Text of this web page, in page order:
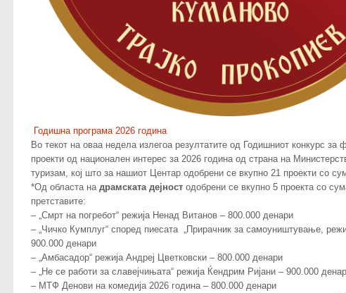
Годишна програма 2026 година
Во текот на оваа недела излегоа резултатите од Годишниот конкурс за
проекти од национален интерес за 2026 година од страна на
туризам, кој што за нашиот Центар одобрени се вкупно 21 проекти со
*Од областа на драмската дејност одобрени се вкупно 5 проекта со
претставите:
– „Смрт на погребот“ режија Ненад Витанов – 800.000 денари
– „Чичко Кумплуг“ според пиесата „Прирачник за самоуништување,
900.000 денари
– „Амбасадор“ режија Андреј Цветковски – 800.000 денари
– „Не се работи за славејчињата“ режија Ќендрим Ријани – 900.000
– МТФ Денови на комедија 2026 година – 800.000 денари